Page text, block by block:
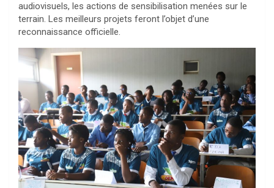
audiovisuels, les actions de sensibilisation menées sur le
terrain. Les meilleurs projets feront l’objet d’une
reconnaissance officielle.